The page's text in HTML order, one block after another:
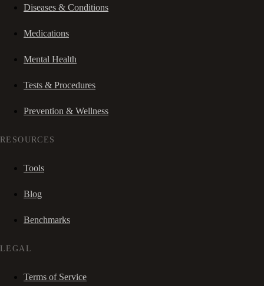
Diseases & Conditions
Medications
Mental Health
Tests & Procedures
Prevention & Wellness
RESOURCES
Tools
Blog
Benchmarks
LEGAL
Terms of Service